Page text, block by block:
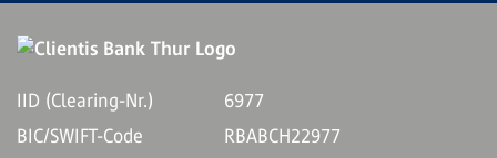
IID (Clearing-Nr.)
6977
BIC/SWIFT-Code
RBABCH22977